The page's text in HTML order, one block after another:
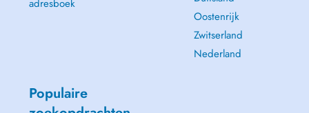
adresboek
Oostenrijk
Zwitserland
Nederland
Populaire